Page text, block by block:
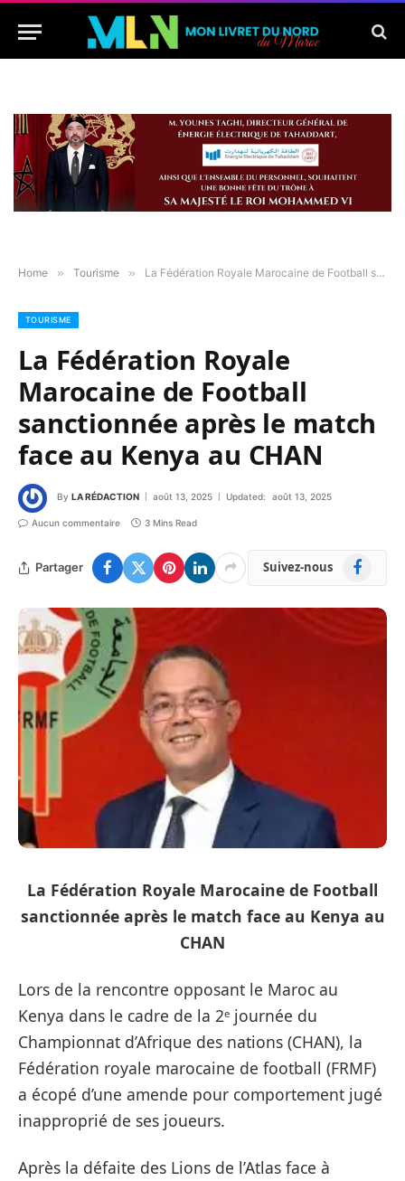
Home » Tourisme » La Fédération Royale Marocaine de Football sanctionnée après le match face au Kenya au CHAN
TOURISME
La Fédération Royale
Marocaine de Football
sanctionnée après le match
face au Kenya au CHAN
By LA RÉDACTION août 13, 2025 Updated: août 13, 2025
Aucun commentaire 3 Mins Read
Partager Suivez-nous Facebook
La Fédération Royale Marocaine de Football
sanctionnée après le match face au Kenya au
CHAN
Lors de la rencontre opposant le Maroc au
Kenya dans le cadre de la 2ᵉ journée du
Championnat d’Afrique des nations (CHAN), la
Fédération royale marocaine de football (FRMF)
a écopé d’une amende pour comportement jugé
inapproprié de ses joueurs.
Après la défaite des Lions de l’Atlas face à